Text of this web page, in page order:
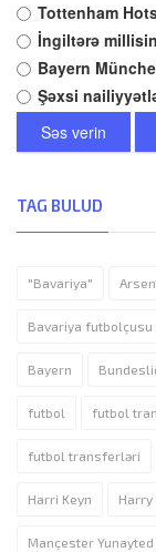
Tottenham
İngiltərə
Bayern
Şəxsi
Səs verin
TAG BULUD
"Bavariya"
Bavariya futbolçusu
Bayern
futbol futbol
futbol transferləri
Harri Keyn Harry
Mançester